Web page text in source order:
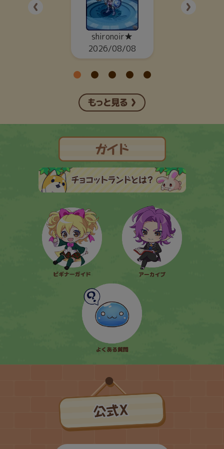
shironoir★
2026/08/08
ビギナーガイド
よくある質問